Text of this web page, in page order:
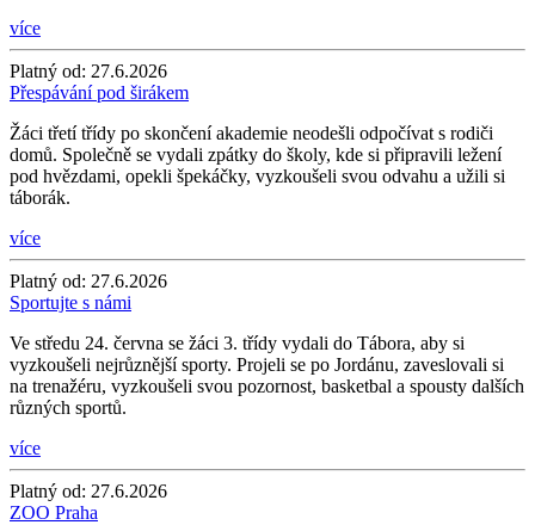
více
Platný od: 27.6.2026
Přespávání pod širákem
Žáci třetí třídy po skončení akademie neodešli odpočívat s rodiči
domů. Společně se vydali zpátky do školy, kde si připravili ležení
pod hvězdami, opekli špekáčky, vyzkoušeli svou odvahu a užili si
táborák.
více
Platný od: 27.6.2026
Sportujte s námi
Ve středu 24. června se žáci 3. třídy vydali do Tábora, aby si
vyzkoušeli nejrůznější sporty. Projeli se po Jordánu, zaveslovali si
na trenažéru, vyzkoušeli svou pozornost, basketbal a spousty dalších
různých sportů.
více
Platný od: 27.6.2026
ZOO Praha